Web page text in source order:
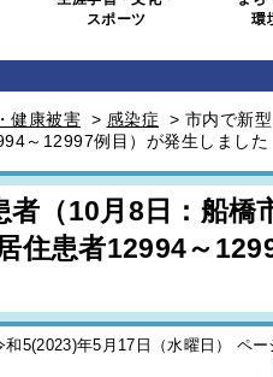
スポーツ
環
健康被害 > 感染症 > 市内で新
～12997例目）が発生しました
（10月8日：船橋
住患者12994～
5(2023)年5月17日（水曜日） ペー